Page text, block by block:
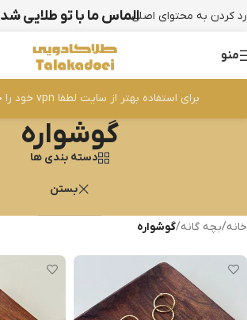
رد کردن به محتوای اصلیالماس ما با تو طلایی شد
منو
برای استفاده بهتر از سایت لطفا vpn خود را خاموش کنید.
گوشواره
دسته بندی ها
بستن
خانه/بچه گانه/گوشواره